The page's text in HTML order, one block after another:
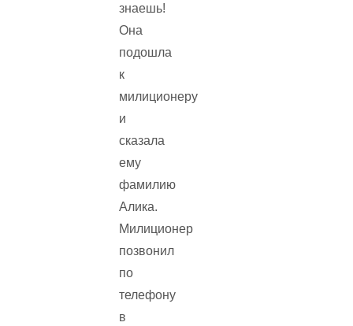
знаешь!
Она
подошла
к
милиционеру
и
сказала
ему
фамилию
Алика.
Милиционер
позвонил
по
телефону
в